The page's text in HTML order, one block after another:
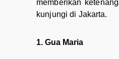
memberikan
kunjungi di Jakarta.
1. Gua Maria